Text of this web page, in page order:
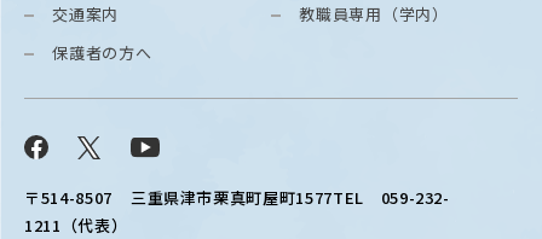
〒514-8507 三重県津市栗真町屋町1577TEL 059-232-
1211（代表）
交通案内
保護者の方へ
Facebook
教職員専用（学内）